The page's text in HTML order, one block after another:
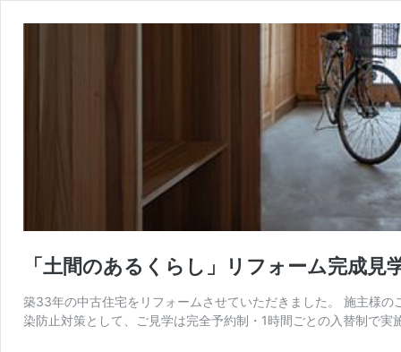
「土間のあるくらし」リフォーム完成見
築33年の中古住宅をリフォームさせていただきました。 施主様
染防止対策として、ご見学は完全予約制・1時間ごとの入替制で